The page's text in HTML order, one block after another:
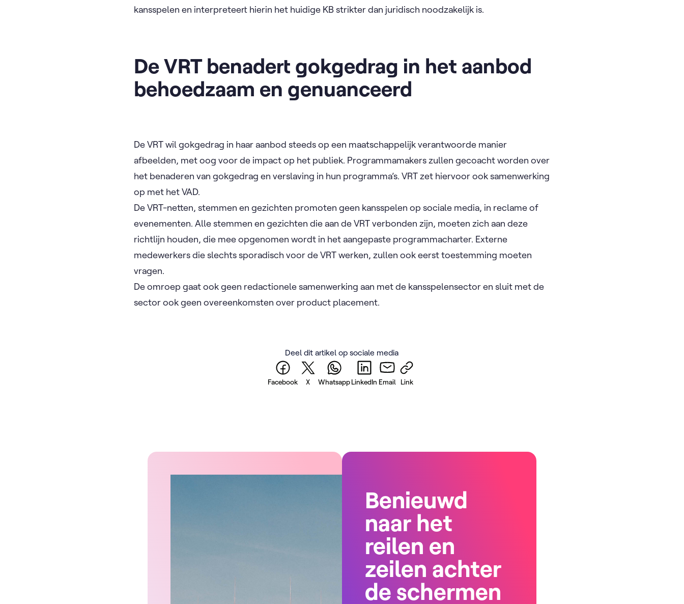
kansspelen en interpreteert hierin het huidige KB strikter dan juridisch noodzakelijk is.
De VRT benadert gokgedrag in het aanbod
behoedzaam en genuanceerd
De VRT wil gokgedrag in haar aanbod steeds op een maatschappelijk verantwoorde manier
afbeelden, met oog voor de impact op het publiek. Programmamakers zullen gecoacht worden over
het benaderen van gokgedrag en verslaving in hun programma’s. VRT zet hiervoor ook samenwerking
op met het VAD.
De VRT-netten, stemmen en gezichten promoten geen kansspelen op sociale media, in reclame of
evenementen. Alle stemmen en gezichten die aan de VRT verbonden zijn, moeten zich aan deze
richtlijn houden, die mee opgenomen wordt in het aangepaste programmacharter. Externe
medewerkers die slechts sporadisch voor de VRT werken, zullen ook eerst toestemming moeten
vragen.
De omroep gaat ook geen redactionele samenwerking aan met de kansspelensector en sluit met de
sector ook geen overeenkomsten over product placement.
Deel dit artikel op sociale media
Facebook X WhatsappLinkedIn Email Link
Benieuwd
naar het
reilen en
zeilen achter
de schermen